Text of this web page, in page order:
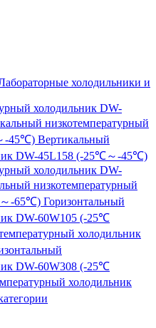
холодильники и
холодильник DW-
низкотемпературный
-45℃) Вертикальный
DW-45L158 (-25℃～-45℃)
холодильник DW-
низкотемпературный
～-65℃) Горизонтальный
DW-60W105 (-25℃
холодильник
DW-60W308 (-25℃
холодильник